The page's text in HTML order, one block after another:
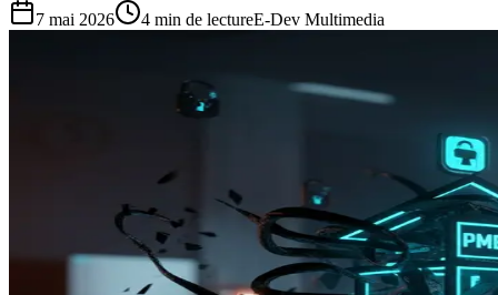
7 mai 2026 4 min de lectureE-Dev Multimedia